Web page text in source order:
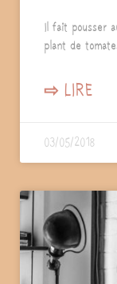
Il fait pousser
plant de
⇨ LIRE
03/05/2018